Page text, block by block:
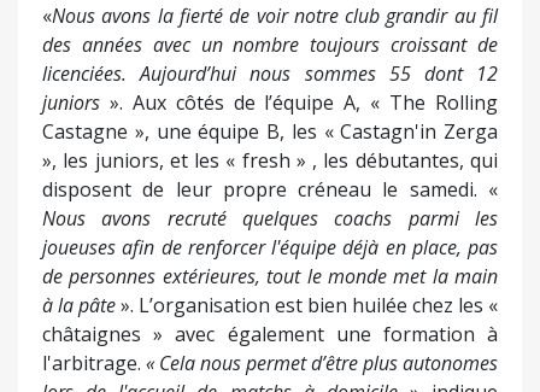
«Nous avons la fierté de voir notre club grandir au fil
des années avec un nombre toujours croissant de
licenciées. Aujourd’hui nous sommes 55 dont 12
juniors ». Aux côtés de l’équipe A, « The Rolling
Castagne », une équipe B, les « Castagn'in Zerga
», les juniors, et les « fresh » , les débutantes, qui
disposent de leur propre créneau le samedi. «
Nous avons recruté quelques coachs parmi les
joueuses afin de renforcer l'équipe déjà en place, pas
de personnes extérieures, tout le monde met la main
à la pâte». L’organisation est bien huilée chez les «
châtaignes » avec également une formation à
l'arbitrage. « Cela nous permet d’être plus autonomes